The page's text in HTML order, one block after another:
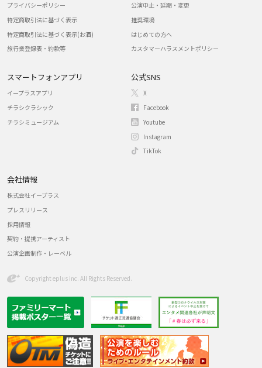
プライバシーポリシー
特定商取引法に基づく表示
特定商取引法に基づく表示(お酒)
旅行業登録表・約款等
公演中止・延期・変更
推奨環境
はじめての方へ
カスタマーハラスメントポリシー
スマートフォンアプリ
イープラスアプリ
チラシクラシック
チラシミュージアム
公式SNS
X
Facebook
Youtube
Instagram
TikTok
会社情報
株式会社イープラス
プレスリリース
採用情報
契約・提携アーティスト
公演企画制作・レーベル
Copyright eplus inc. All Rights Reserved.